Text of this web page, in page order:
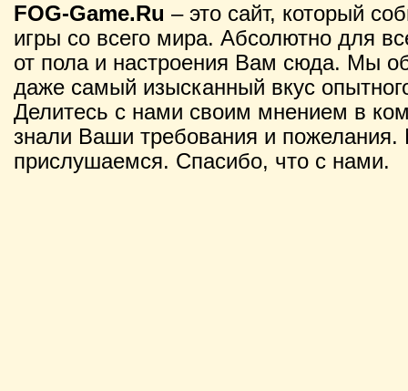
FOG-Game.Ru – это сайт, который
игры со всего мира. Абсолютно для
от пола и настроения Вам сюда. Мы
даже самый изысканный вкус
Делитесь с нами своим мнением в
знали Ваши требования и
прислушаемся. Спасибо, что с нами.